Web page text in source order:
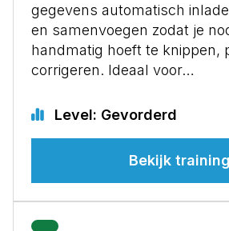
gegevens automatisch
en samenvoegen zodat je
handmatig hoeft te knippen,
corrigeren. Ideaal voor…
Level: Gevorderd
Bekijk training